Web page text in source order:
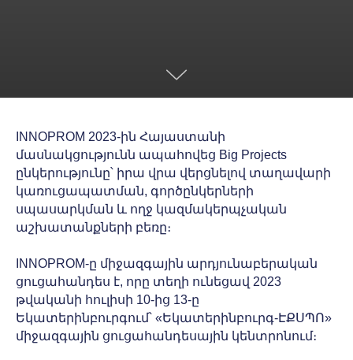
INNOPROM 2023-ին Հայաստանի
մասնակցությունն ապահովեց Big Projects
ընկերությունը՝ իրա վրա վերցնելով տաղավարի
կառուցապատման, գործընկերների
սպասարկման և ողջ կազմակերպչական
աշխատանքների բեռը։
INNOPROM-ը միջազգային արդյունաբերական
ցուցահանդես է, որը տեղի ունեցավ 2023
թվականի հուլիսի 10-ից 13-ը
Եկատերինբուրգում՝ «Եկատերինբուրգ-ԷՔՍՊՈ»
միջազգային ցուցահանդեսային կենտրոնում։